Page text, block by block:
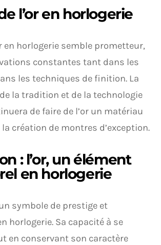
l’or en horlogerie
en horlogerie semble prometteur,
constantes tant dans les
les techniques de finition. La
la tradition et de la technologie
de faire de l’or un matériau
création de montres d’exception.
: l’or, un élément
en horlogerie
symbole de prestige et
horlogerie. Sa capacité à se
en conservant son caractère